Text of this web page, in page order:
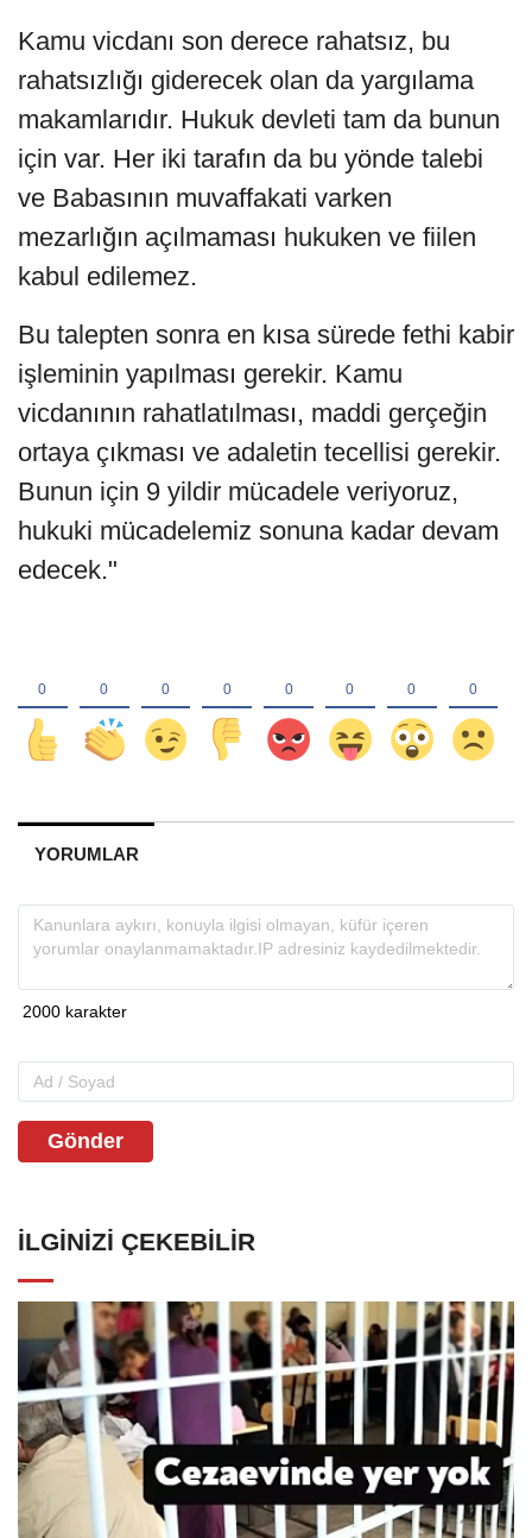
Kamu vicdanı son derece rahatsız, bu
rahatsızlığı giderecek olan da yargılama
makamlarıdır. Hukuk devleti tam da bunun
için var. Her iki tarafın da bu yönde talebi
ve Babasının muvaffakati varken
mezarlığın açılmaması hukuken ve fiilen
kabul edilemez.
Bu talepten sonra en kısa sürede fethi kabir
işleminin yapılması gerekir. Kamu
vicdanının rahatlatılması, maddi gerçeğin
ortaya çıkması ve adaletin tecellisi gerekir.
Bunun için 9 yildir mücadele veriyoruz,
hukuki mücadelemiz sonuna kadar devam
edecek."
YORUMLAR
Gönder
İLGINIZI ÇEKEBILIR